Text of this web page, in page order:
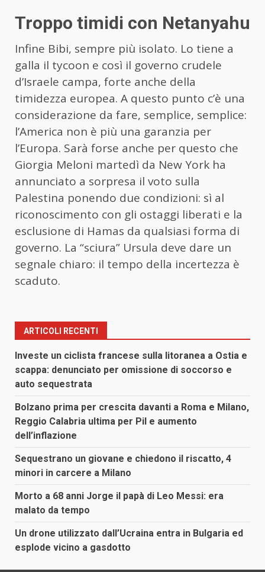
Troppo timidi con Netanyahu
Infine Bibi, sempre più isolato. Lo tiene a
galla il tycoon e così il governo crudele
d’Israele campa, forte anche della
timidezza europea. A questo punto c’è una
considerazione da fare, semplice, semplice:
l’America non è più una garanzia per
l’Europa. Sarà forse anche per questo che
Giorgia Meloni martedì da New York ha
annunciato a sorpresa il voto sulla
Palestina ponendo due condizioni: sì al
riconoscimento con gli ostaggi liberati e la
esclusione di Hamas da qualsiasi forma di
governo. La “sciura” Ursula deve dare un
segnale chiaro: il tempo della incertezza è
scaduto.
ARTICOLI RECENTI
Investe un ciclista francese sulla litoranea a Ostia e
scappa: denunciato per omissione di soccorso e
auto sequestrata
Bolzano prima per crescita davanti a Roma e Milano,
Reggio Calabria ultima per Pil e aumento
dell’inflazione
Sequestrano un giovane e chiedono il riscatto, 4
minori in carcere a Milano
Morto a 68 anni Jorge il papà di Leo Messi: era
malato da tempo
Un drone utilizzato dall’Ucraina entra in Bulgaria ed
esplode vicino a gasdotto